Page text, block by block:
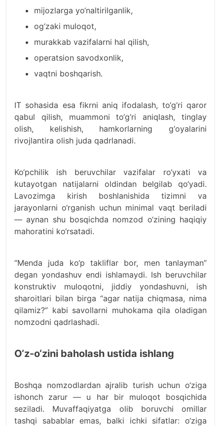
mijozlarga yo‘naltirilganlik,
og‘zaki muloqot,
murakkab vazifalarni hal qilish,
operatsion savodxonlik,
vaqtni boshqarish.
IT sohasida esa fikrni aniq ifodalash, to‘g‘ri qaror
qabul qilish, muammoni to‘g‘ri aniqlash, tinglay
olish, kelishish, hamkorlarning g‘oyalarini
rivojlantira olish juda qadrlanadi.
Ko‘pchilik ish beruvchilar vazifalar ro‘yxati va
kutayotgan natijalarni oldindan belgilab qo‘yadi.
Lavozimga kirish boshlanishida tizimni va
jarayonlarni o‘rganish uchun minimal vaqt beriladi
— aynan shu bosqichda nomzod o‘zining haqiqiy
mahoratini ko‘rsatadi.
“Menda juda ko‘p takliflar bor, men tanlayman”
degan yondashuv endi ishlamaydi. Ish beruvchilar
konstruktiv muloqotni, jiddiy yondashuvni, ish
sharoitlari bilan birga “agar natija chiqmasa, nima
qilamiz?” kabi savollarni muhokama qila oladigan
nomzodni qadrlashadi.
O‘z-o‘zini baholash ustida ishlang
Boshqa nomzodlardan ajralib turish uchun o‘ziga
ishonch zarur — u har bir muloqot bosqichida
seziladi. Muvaffaqiyatga olib boruvchi omillar
tashqi sabablar emas, balki ichki sifatlar: o‘ziga